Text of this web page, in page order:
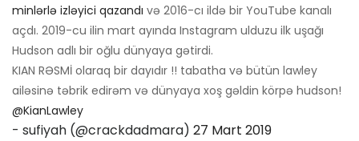
minlərlə izləyici qazandı və 2016-cı ildə bir YouTube kanalı
açdı. 2019-cu ilin mart ayında Instagram ulduzu ilk uşağı
Hudson adlı bir oğlu dünyaya gətirdi.
KIAN RƏSMİ olaraq bir dayıdır !! tabatha və bütün lawley
ailəsinə təbrik edirəm və dünyaya xoş gəldin körpə hudson!
@KianLawley
- sufiyah (@crackdadmara) 27 Mart 2019